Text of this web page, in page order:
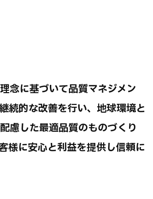
念に基づいて品質マネジメン
続的な改善を行い、地球環境と
慮した最適品質のものづくり
様に安心と利益を提供し信頼に